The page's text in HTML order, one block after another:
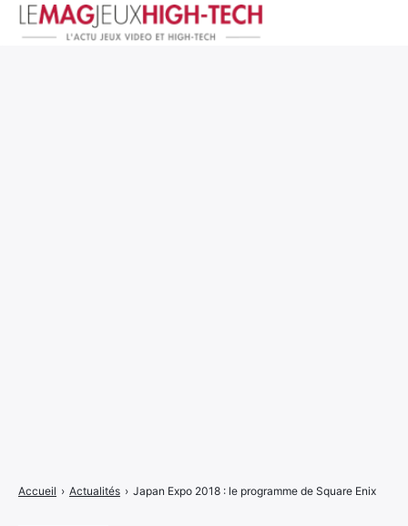
Accueil › Actualités › Japan Expo 2018 : le programme de Square Enix